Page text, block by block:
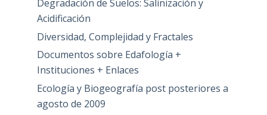
Degradación de Suelos: Salinización y
Acidificación
Diversidad, Complejidad y Fractales
Documentos sobre Edafología +
Instituciones + Enlaces
Ecología y Biogeografía post posteriores a
agosto de 2009